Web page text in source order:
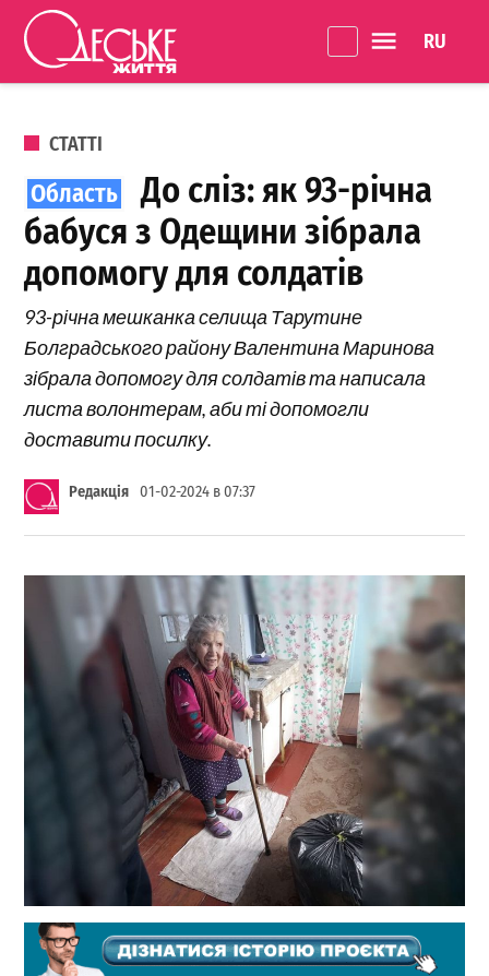
Перейти до вмісту
Життя
ОПУБЛІКОВАНО В
СТАТТІ
До сліз: як 93-річна
бабуся з Одещини зібрала
допомогу для солдатів
93-річна мешканка селища Тарутине
Болградського району Валентина Маринова
зібрала допомогу для солдатів та написала
листа волонтерам, аби ті допомогли
доставити посилку.
Редакція 01-02-2024 в 07:37